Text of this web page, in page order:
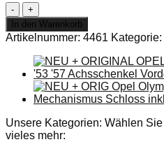
NEU
ORIGINAL
OPEL
Olympia
Rekord
1950
1953
Ecke
Stoßstange
vorn
Cabrio
In den Warenkorb
Artikelnummer: 4461 Kategorie:
Unsere Kategorien: Wählen
vieles mehr: